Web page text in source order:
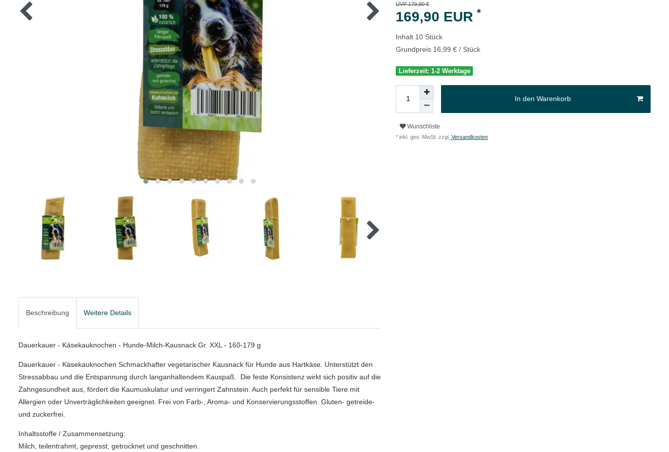
UVP 179,90 €
169,90 EUR*
Inhalt 10 Stück
Grundpreis 16,99 € / Stück
Lieferzeit: 1-2 Werktage
In den Warenkorb
Wunschliste
* inkl. ges. MwSt. zzgl. Versandkosten
Beschreibung Weitere Details
Dauerkauer - Käsekauknochen - Hunde-Milch-Kausnack Gr. XXL - 160-179 g
Dauerkauer - Käsekauknochen Schmackhafter vegetarischer Kausnack für Hunde aus Hartkäse. Unterstützt den
Stressabbau und die Entspannung durch langanhaltendem Kauspaß. Die feste Konsistenz wirkt sich positiv auf die
Zahngesundheit aus, fördert die Kaumuskulatur und verringert Zahnstein. Auch perfekt für sensible Tiere mit
Allergien oder Unverträglichkeiten geeignet. Frei von Farb-, Aroma- und Konservierungsstoffen. Gluten- getreide-
und zuckerfrei.
Inhaltsstoffe / Zusammensetzung:
Milch, teilentrahmt, gepresst, getrocknet und geschnitten.